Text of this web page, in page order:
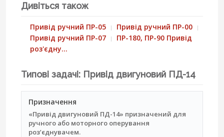
Дивіться також
Привід ручний ПР-05
Привід ручний ПР-00
Привід ручний ПР-07
ПР-180, ПР-90 Привід
роз'єдну…
Типові задачі: Привід двигуновий ПД-14
Призначення
«Привід двигуновий ПД-14» призначений для
ручного або моторного оперування
роз’єднувачем.